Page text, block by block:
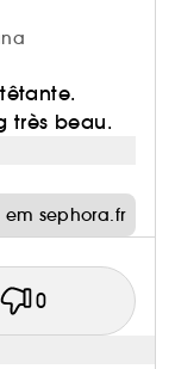
très beau.
sephora.fr
0